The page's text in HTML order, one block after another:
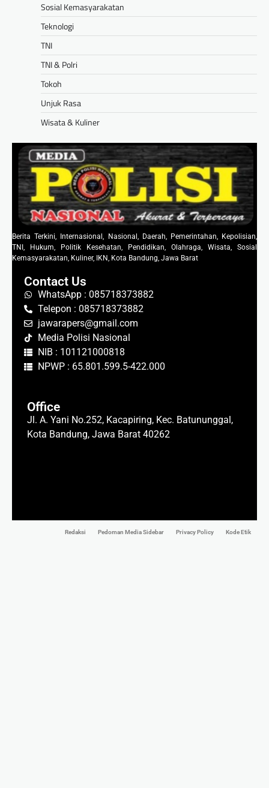
Sosial Kemasyarakatan
Teknologi
TNI
TNI & Polri
Tokoh
Unjuk Rasa
Wisata & Kuliner
Berita Terkini, Internasional, Nasional, Daerah, Pemerintahan, Kepolisian,
TNI, Hukum, Politik Kesehatan, Pendidikan, Olahraga, Wisata, Sosial
Kemasyarakatan, Kuliner, IKN, Kota Bandung, Jawa Barat
Contact Us
WhatsApp : 085718373882
Telepon : 085718373882
jawarapers@gmail.com
Media Polisi Nasional
NIB : 101121000818
NPWP : 65.801.599.5-422.000
Office
Jl. A. Yani No.252, Kacapiring, Kec. Batununggal,
Kota Bandung, Jawa Barat 40262
Redaksi Pedoman Media Sidebar Privacy Policy Kode Etik